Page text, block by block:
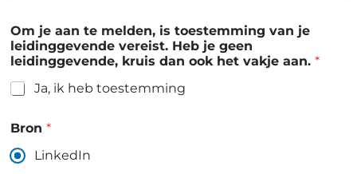
Om je aan te melden, is toestemming van je
leidinggevende vereist. Heb je geen
leidinggevende, kruis dan ook het vakje aan. *
Ja, ik heb toestemming
Bron *
LinkedIn